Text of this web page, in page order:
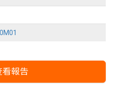
看報告